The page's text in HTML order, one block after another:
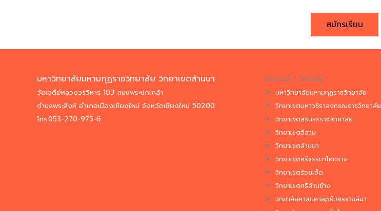
สมัครเรียน
มหาวิทยาลัยมหามกุฏราชวิทยาลัย วิทยาเขตล้านนา
วัดเจดีย์หลวงวรวิหาร 103 ถนนพระปกเกล้า
ตำบลพระสิงห์ อำเภอเมืองเชียงใหม่ จังหวัดเชียงใหม่ 50200
โทร.053-270-975-6
วิทยาเขต / วิทยาลัย
มหาวิทยาลัยมหามกุฏราชวิทยาลัย
วิทยาเขตมหาวชิราลงกรณราชวิทยาลัย
วิทยาเขตสิรินธรราชวิทยาลัย
วิทยาเขตอีสาน
วิทยาเขตล้านนา
วิทยาเขตศรีธรรมาโศกราช
วิทยาเขตร้อยเอ็ด
วิทยาเขตศรีล้านช้าง
วิทยาลัยศาสนศาสตร์นครราชสีมา